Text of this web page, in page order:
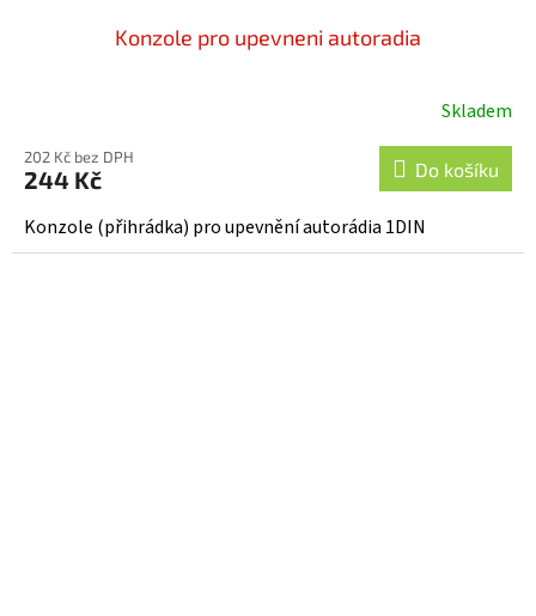
Konzole pro upevneni autoradia
produktu
je
5,0
z
Skladem
202 Kč bez DPH
244 Kč Do košíku
Konzole (přihrádka) pro upevnění autorádia 1DIN